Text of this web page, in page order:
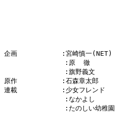
企画           :宮崎慎一(NET)
               :原  徹
               :旗野義文
原作           :石森章太郎
連載           :少女フレンド
               :なかよし
               :たのしい幼稚園